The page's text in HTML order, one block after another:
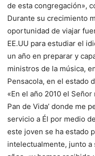
de esta congregación»,
Durante su crecimiento
oportunidad de viajar
EE.UU para estudiar el
un año en preparar y
ministros de la música,
Pensacola, en el estado
«En el año 2010 el Señor
Pan de Vida’ donde me
servicio a Él por medio
este joven se ha estado
intelectualmente, junto